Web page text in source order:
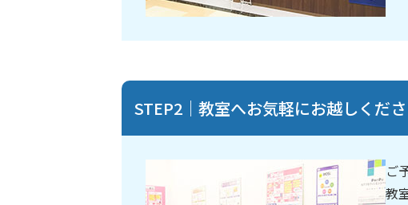
STEP2｜教室へお気軽にお越しくださ
ご
教